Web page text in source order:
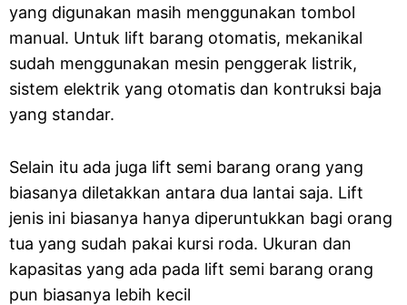
yang digunakan masih menggunakan tombol
manual. Untuk lift barang otomatis, mekanikal
sudah menggunakan mesin penggerak listrik,
sistem elektrik yang otomatis dan kontruksi baja
yang standar.
Selain itu ada juga lift semi barang orang yang
biasanya diletakkan antara dua lantai saja. Lift
jenis ini biasanya hanya diperuntukkan bagi orang
tua yang sudah pakai kursi roda. Ukuran dan
kapasitas yang ada pada lift semi barang orang
pun biasanya lebih kecil